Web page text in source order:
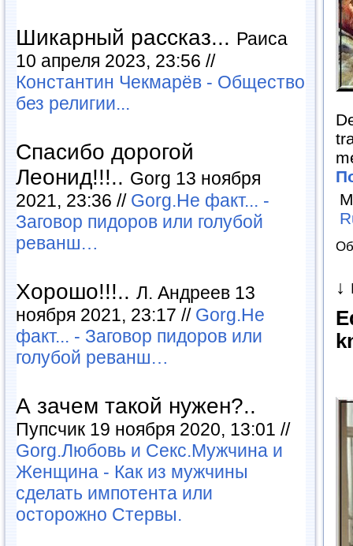
Шикарный рассказ... Раиса
10 апреля 2023, 23:56 //
Константин Чекмарёв - Общество
без религии...
Спасибо дорогой
Леонид!!!.. Gorg 13 ноября
2021, 23:36 // Gorg.Не факт... -
Заговор пидоров или голубой
реванш…
Хорошо!!!.. Л. Андреев 13
ноября 2021, 23:17 // Gorg.Не
факт... - Заговор пидоров или
голубой реванш…
А зачем такой нужен?..
Пупсчик 19 ноября 2020, 13:01 //
Gorg.Любовь и Секс.Мужчина и
Женщина - Как из мужчины
сделать импотента или
осторожно Стервы.